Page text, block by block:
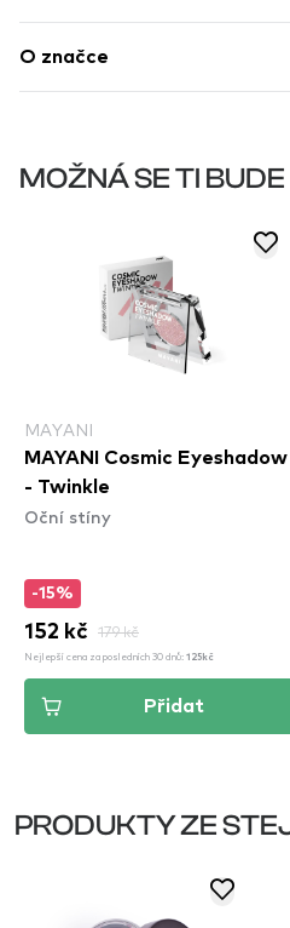
O značce
MOŽNÁ SE TI
MAYANI
MAYANI Cosmic Eyeshadow
- Twinkle
Oční stíny
-15%
152 kč 179 kč
Nejlepší cena za posledních 30 dnů: 125kč
Přidat
PRODUKTY ZE